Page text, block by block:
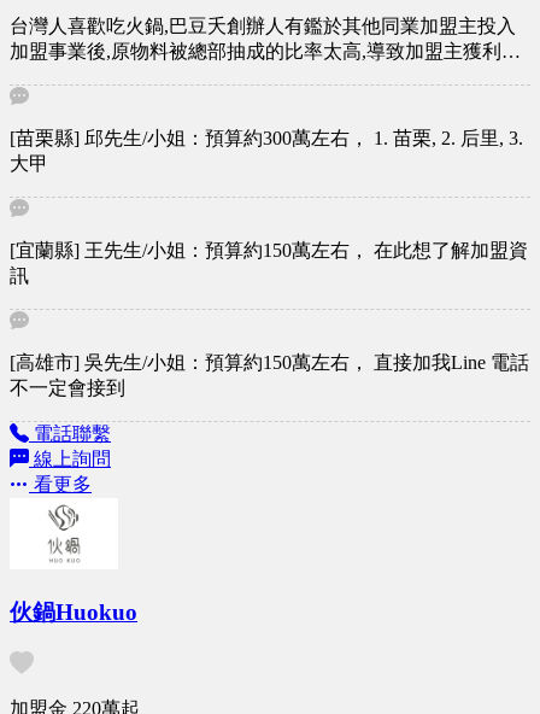
台灣人喜歡吃火鍋,巴豆夭創辦人有鑑於其他同業加盟主投入
加盟事業後,原物料被總部抽成的比率太高,導致加盟主獲利不
加盟店東,深知加盟各細節與經營方式的重要性。經歷數年的
準備,創辦人研發獨特的湯頭,堅持使用新鮮的食材與企業管理
的方式創立了「巴豆夭百元美味鍋物」。歡迎想要投入火鍋事
業的加盟主加入「巴豆夭百元美味鍋物」,共創賺錢事業。
[苗栗縣] 邱先生/小姐：預算約300萬左右， 1. 苗栗, 2. 后里, 3.
大甲
[宜蘭縣] 王先生/小姐：預算約150萬左右， 在此想了解加盟資
訊
[高雄市] 吳先生/小姐：預算約150萬左右， 直接加我Line 電話
不一定會接到
電話聯繫
線上詢問
看更多
伙鍋Huokuo
加盟金 220萬起